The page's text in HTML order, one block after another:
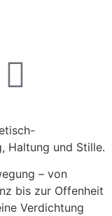
Haltung und Stille.
– von
bis zur Offenheit
Verdichtung